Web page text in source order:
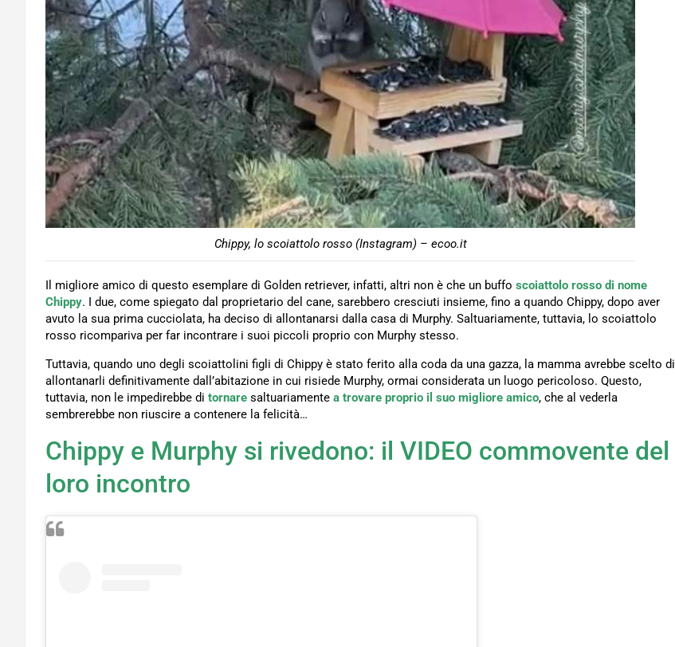
Chippy, lo scoiattolo rosso (Instagram) – ecoo.it
Il migliore amico di questo esemplare di Golden retriever, infatti, altri non è che un buffo scoiattolo rosso di nome
Chippy. I due, come spiegato dal proprietario del cane, sarebbero cresciuti insieme, fino a quando Chippy, dopo aver
avuto la sua prima cucciolata, ha deciso di allontanarsi dalla casa di Murphy. Saltuariamente, tuttavia, lo scoiattolo
rosso ricompariva per far incontrare i suoi piccoli proprio con Murphy stesso.
Tuttavia, quando uno degli scoiattolini figli di Chippy è stato ferito alla coda da una gazza, la mamma avrebbe scelto di
allontanarli definitivamente dall’abitazione in cui risiede Murphy, ormai considerata un luogo pericoloso. Questo,
tuttavia, non le impedirebbe di tornare saltuariamente a trovare proprio il suo migliore amico, che al vederla
sembrerebbe non riuscire a contenere la felicità…
Chippy e Murphy si rivedono: il VIDEO commovente del
loro incontro